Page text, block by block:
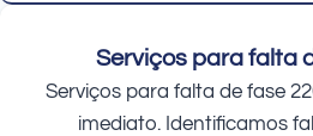
Serviços para falta
Serviços para falta de fase
imediato. Identificamos